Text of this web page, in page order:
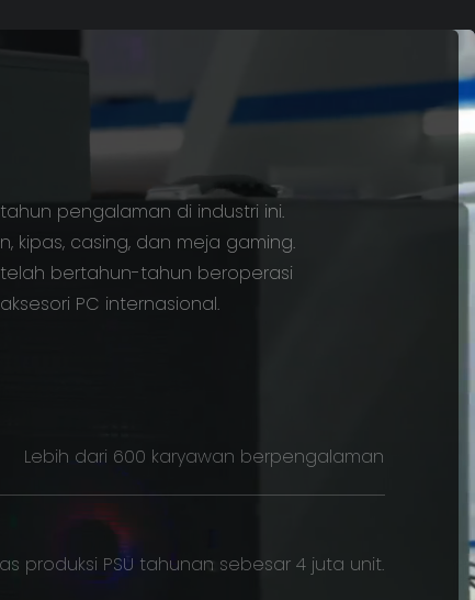
pengalaman di industri ini.
kipas, casing, dan meja gaming.
bertahun-tahun beroperasi
PC internasional.
Lebih dari 600 karyawan berpengalaman
produksi PSU tahunan sebesar 4 juta unit.